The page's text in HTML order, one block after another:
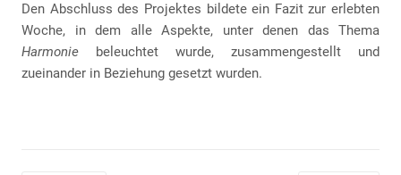
Den Abschluss des Projektes bildete ein Fazit zur erlebten
Woche, in dem alle Aspekte, unter denen das Thema
Harmonie beleuchtet wurde, zusammengestellt und
zueinander in Beziehung gesetzt wurden.